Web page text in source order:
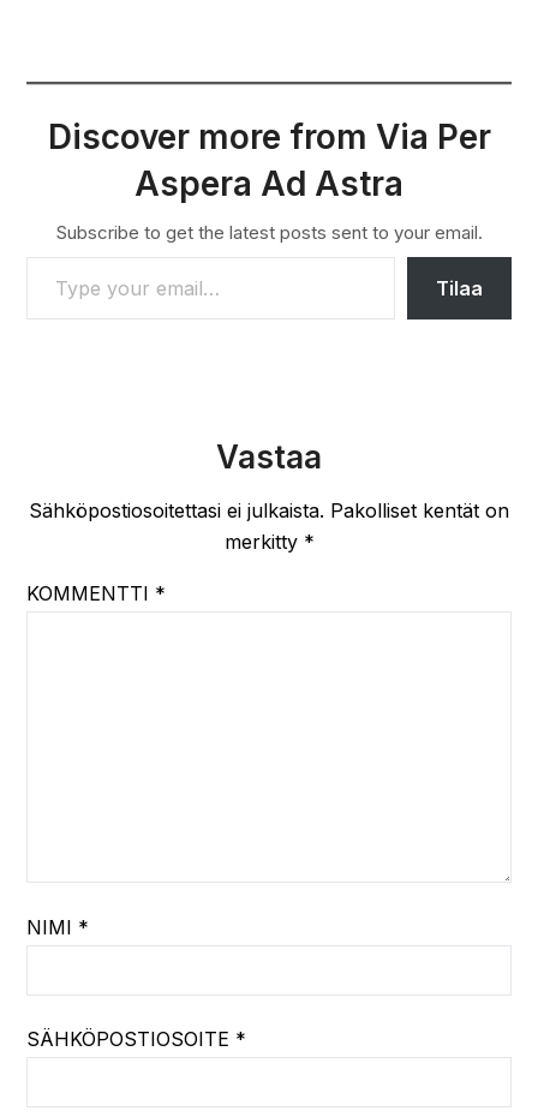
Discover more from Via Per
Aspera Ad Astra
Subscribe to get the latest posts sent to your email.
TYPE YOUR EMAIL…
Tilaa
Vastaa
Sähköpostiosoitettasi ei julkaista. Pakolliset kentät on
merkitty *
KOMMENTTI *
NIMI *
SÄHKÖPOSTIOSOITE *